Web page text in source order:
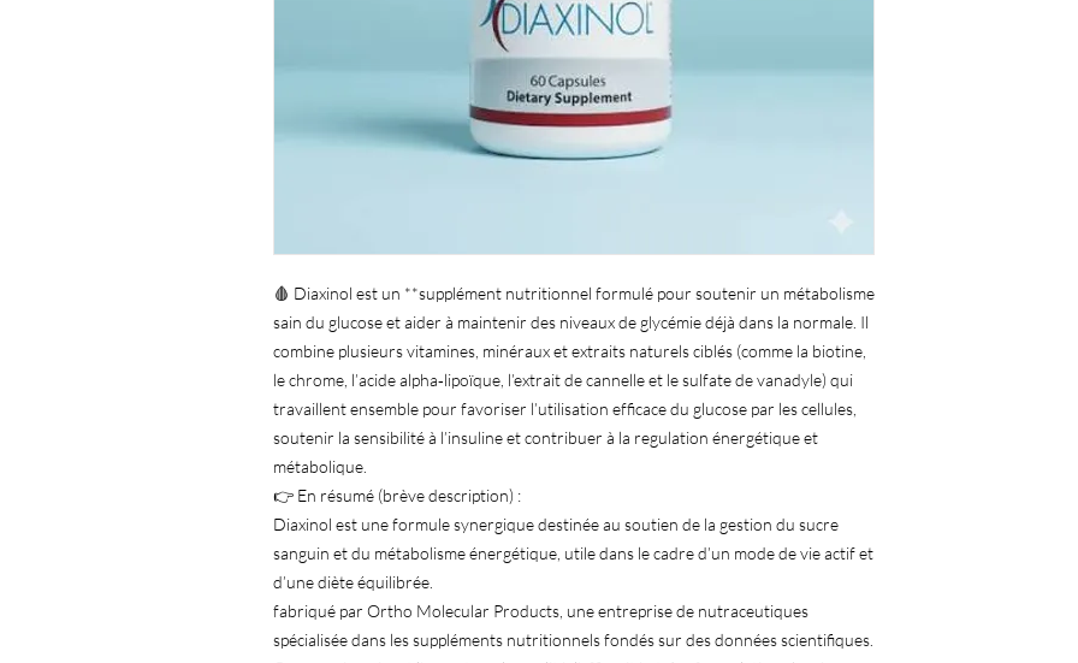
🩸 Diaxinol est un **supplément nutritionnel formulé pour soutenir un métabolisme
sain du glucose et aider à maintenir des niveaux de glycémie déjà dans la normale. Il
combine plusieurs vitamines, minéraux et extraits naturels ciblés (comme la biotine,
le chrome, l’acide alpha‑lipoïque, l’extrait de cannelle et le sulfate de vanadyle) qui
travaillent ensemble pour favoriser l’utilisation efficace du glucose par les cellules,
soutenir la sensibilité à l’insuline et contribuer à la regulation énergétique et
métabolique.
👉 En résumé (brève description) :
Diaxinol est une formule synergique destinée au soutien de la gestion du sucre
sanguin et du métabolisme énergétique, utile dans le cadre d’un mode de vie actif et
d’une diète équilibrée.
fabriqué par Ortho Molecular Products, une entreprise de nutraceutiques
spécialisée dans les suppléments nutritionnels fondés sur des données scientifiques.